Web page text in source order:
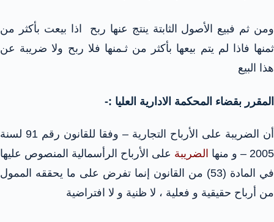
ومن ثم فبيع الأصول الثابتة ينتج عنها ربح اذا بيعت بأكثر من
ثمنها فاذا لم يتم بيعها بأكثر من ثـمنها فلا ربح ولا ضريبة عن
هذا البيع
المقرر بقضاء المحكمة الادارية العليا :-
أن الضريبة على الأرباح التجارية – وفقا للقانون رقم 91 لسنة
2005 – و منها
الضريبة على الأرباح الرأسمالية المنصوص عليها
في المادة (53) من القانون إنما تفرض على ما يحققه الممول
من أرباح حقيقية و فعلية ، لا ظنية و لا افتراضية